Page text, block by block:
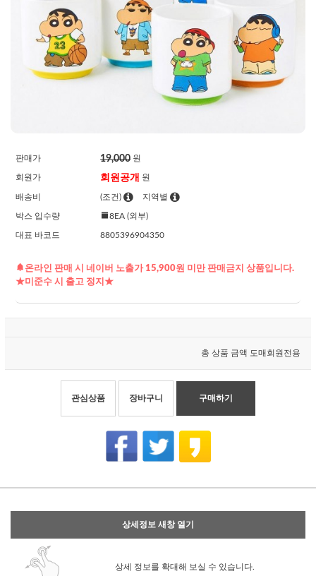
판매가 19,000원
회원가 회원공개 원
배송비 (조건) 지역별
박스 입수량 8EA (외부)
대표 바코드 8805396904350
온라인 판매 시 네이버 노출가 15,900원 미만 판매금지 상품입니다.
★미준수 시 출고 정지★
총 상품 금액 도매회원전용
관심상품 장바구니 구매하기
상세정보 새창 열기
상세 정보를 확대해 보실 수 있습니다.